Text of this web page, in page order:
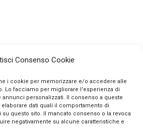
Consenso Cookie
i cookie per memorizzare e/o accedere alle
Lo facciamo per migliorare l'esperienza di
annunci personalizzati. Il consenso a queste
dati quali il comportamento di
su questo sito. Il mancato consenso o la revoca
negativamente su alcune caratteristiche e